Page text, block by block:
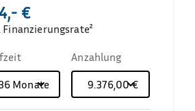
€
Finanzierungsrate²
Monate
Anzahlung
9.376,00 €